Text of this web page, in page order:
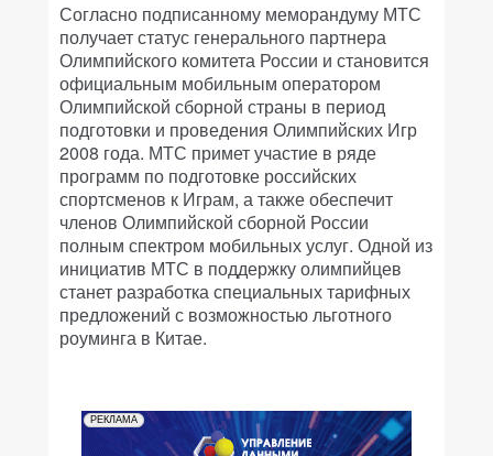
Согласно подписанному меморандуму МТС
получает статус генерального партнера
Олимпийского комитета России и становится
официальным мобильным оператором
Олимпийской сборной страны в период
подготовки и проведения Олимпийских Игр
2008 года. МТС примет участие в ряде
программ по подготовке российских
спортсменов к Играм, а также обеспечит
членов Олимпийской сборной России
полным спектром мобильных услуг. Одной из
инициатив МТС в поддержку олимпийцев
станет разработка специальных тарифных
предложений с возможностью льготного
роуминга в Китае.
РЕКЛАМА